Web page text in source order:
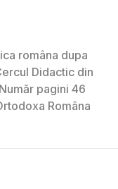
româna dupa
Didactic din
pagini 46
Româna